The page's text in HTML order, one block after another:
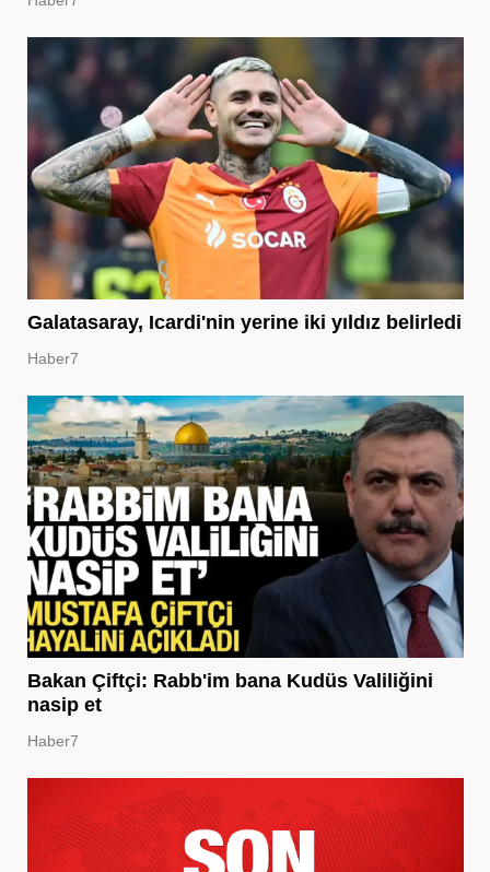
Galatasaray, Icardi'nin yerine iki yıldız belirledi
Haber7
Bakan Çiftçi: Rabb'im bana Kudüs Valiliğini
nasip et
Haber7